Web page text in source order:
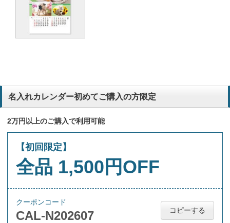
名入れカレンダー初めてご購入の方限定
2万円以上のご購入で利用可能
【初回限定】
全品 1,500円OFF
クーポンコード
CAL-N202607 コピーする